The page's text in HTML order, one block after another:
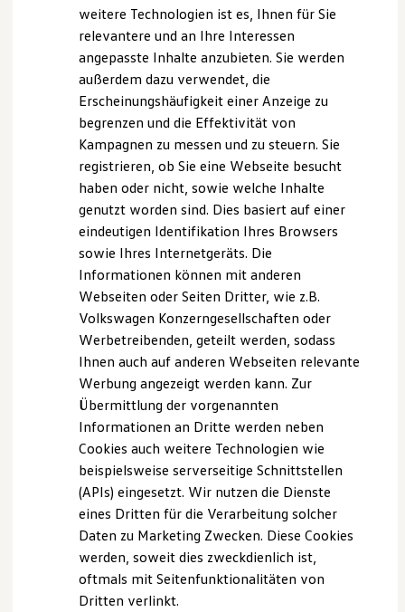
Garantie und Lebensdauer
Nachhaltigkeit
Kosten und Kauf
Verbrauchskosten
Kaufoptionen
E-Auto-Förderung
Software und Konnektivität
Die ID. Software 6
ID. Software Versionen und Updates
Digitale Extras
Schnittstellen zu Ihrem ID.
Hybridautos
Marke und Erlebnis
Volkswagen R und R Experience
R-Modelle
R Experience
Driving Experience
Werkbesichtigung
Factory visit
Lifestyle Shop
Golf Kollektion
ID. Kollektion
Volkswagen Kollektion
GTI Kollektion
Fußball Drop
we drive football
#wedriveproud
Besitzer und Service
myVolkswagen
Software Updates
Service und Ersatzteile
Inspektion und HU/AU
Reparaturen und Checks
und Radfahrererkennung kann Sie vor potenziellen
Unfällen mit anderen Verkehrsteilnehmern warnen und
falls erforderlich, automatisch für Sie notbremsen.
Auch in Abbiege- und Ausweichsituationen kann Sie der
Front Assist unterstützen und einen drohenden Unfall
verhindern. 1
Zusätzlich unterstützt Sie der Kreuzungsassistent an
unübersichtlichen Ausfahrten oder schwer einsehbaren
Kreuzungen – ebenfalls durch visuelle und akustische
Warnsignale oder ggf. einer Notbremsung.
weitere Technologien ist es, Ihnen für Sie
relevantere und an Ihre Interessen
angepasste Inhalte anzubieten. Sie werden
außerdem dazu verwendet, die
Erscheinungshäufigkeit einer Anzeige zu
begrenzen und die Effektivität von
Kampagnen zu messen und zu steuern. Sie
registrieren, ob Sie eine Webseite besucht
haben oder nicht, sowie welche Inhalte
genutzt worden sind. Dies basiert auf einer
eindeutigen Identifikation Ihres Browsers
sowie Ihres Internetgeräts. Die
Informationen können mit anderen
Webseiten oder Seiten Dritter, wie z.B.
Volkswagen Konzerngesellschaften oder
Werbetreibenden, geteilt werden, sodass
Ihnen auch auf anderen Webseiten relevante
Werbung angezeigt werden kann. Zur
Übermittlung der vorgenannten
Informationen an Dritte werden neben
Cookies auch weitere Technologien wie
beispielsweise serverseitige Schnittstellen
(APIs) eingesetzt. Wir nutzen die Dienste
eines Dritten für die Verarbeitung solcher
Daten zu Marketing Zwecken. Diese Cookies
werden, soweit dies zweckdienlich ist,
oftmals mit Seitenfunktionalitäten von
Dritten verlinkt.